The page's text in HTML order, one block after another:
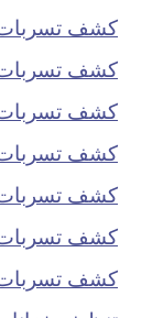
كشف تسربات
كشف تسربات
كشف تسربات
كشف تسربات
كشف تسربات
كشف تسربات
كشف تسربات